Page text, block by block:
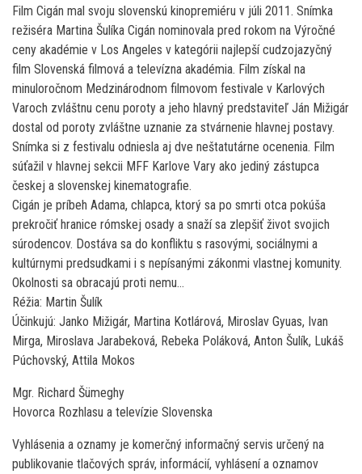
Film Cigán mal svoju slovenskú kinopremiéru v júli 2011. Snímka
režiséra Martina Šulíka Cigán nominovala pred rokom na Výročné
ceny akadémie v Los Angeles v kategórii najlepší cudzojazyčný
film Slovenská filmová a televízna akadémia. Film získal na
minuloročnom Medzinárodnom filmovom festivale v Karlových
Varoch zvláštnu cenu poroty a jeho hlavný predstaviteľ Ján Mižigár
dostal od poroty zvláštne uznanie za stvárnenie hlavnej postavy.
Snímka si z festivalu odniesla aj dve neštatutárne ocenenia. Film
súťažil v hlavnej sekcii MFF Karlove Vary ako jediný zástupca
českej a slovenskej kinematografie.
Cigán je príbeh Adama, chlapca, ktorý sa po smrti otca pokúša
prekročiť hranice rómskej osady a snaží sa zlepšiť život svojich
súrodencov. Dostáva sa do konfliktu s rasovými, sociálnymi a
kultúrnymi predsudkami i s nepísanými zákonmi vlastnej komunity.
Okolnosti sa obracajú proti nemu…
Réžia: Martin Šulík
Účinkujú: Janko Mižigár, Martina Kotlárová, Miroslav Gyuas, Ivan
Mirga, Miroslava Jarabeková, Rebeka Poláková, Anton Šulík, Lukáš
Púchovský, Attila Mokos
Mgr. Richard Šümeghy
Hovorca Rozhlasu a televízie Slovenska
Vyhlásenia a oznamy je komerčný informačný servis určený na
publikovanie tlačových správ, informácií, vyhlásení a oznamov